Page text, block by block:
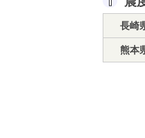
長崎
熊本